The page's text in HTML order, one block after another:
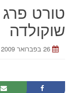
טורט פרג
שוקולדה
26 בפברואר 2009